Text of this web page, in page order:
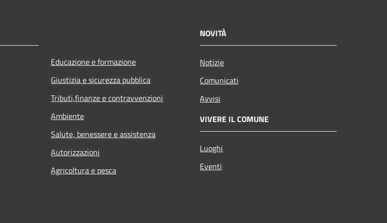
Educazione e formazione
Giustizia e sicurezza pubblica
Tributi,finanze e contravvenzioni
Ambiente
Salute, benessere e assistenza
Autorizzazioni
Agricoltura e pesca
NOVITÀ
Notizie
Comunicati
Avvisi
VIVERE IL COMUNE
Luoghi
Eventi